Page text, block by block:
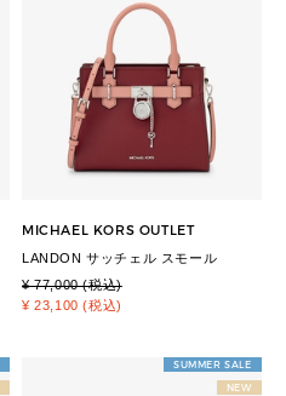
MICHAEL KORS OUTLET
LANDON サッチェル スモール
¥ 77,000 (税込)
¥ 23,100 (税込)
SUMMER SALE
NEW